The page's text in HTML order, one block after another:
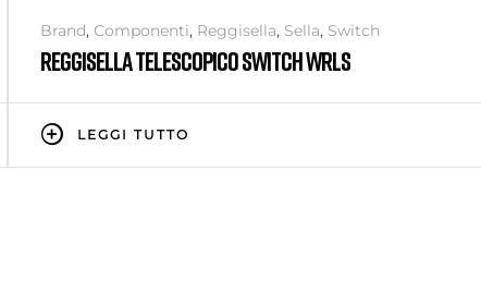
Brand, Componenti, Reggisella, Sella, Switch
REGGISELLA TELESCOPICO SWITCH WRLS
LEGGI TUTTO